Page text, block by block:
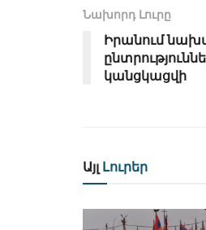
Նախորդ Լուրը
Իրանում
կանցկացվի
Այլ Լուրեր